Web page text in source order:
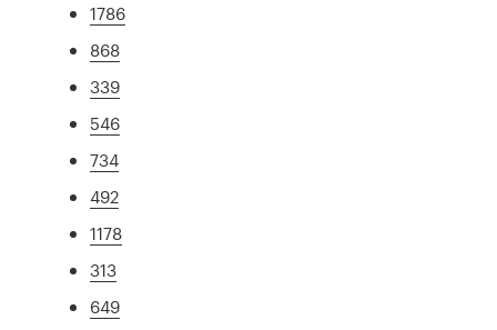
1786
868
339
546
734
492
1178
313
649